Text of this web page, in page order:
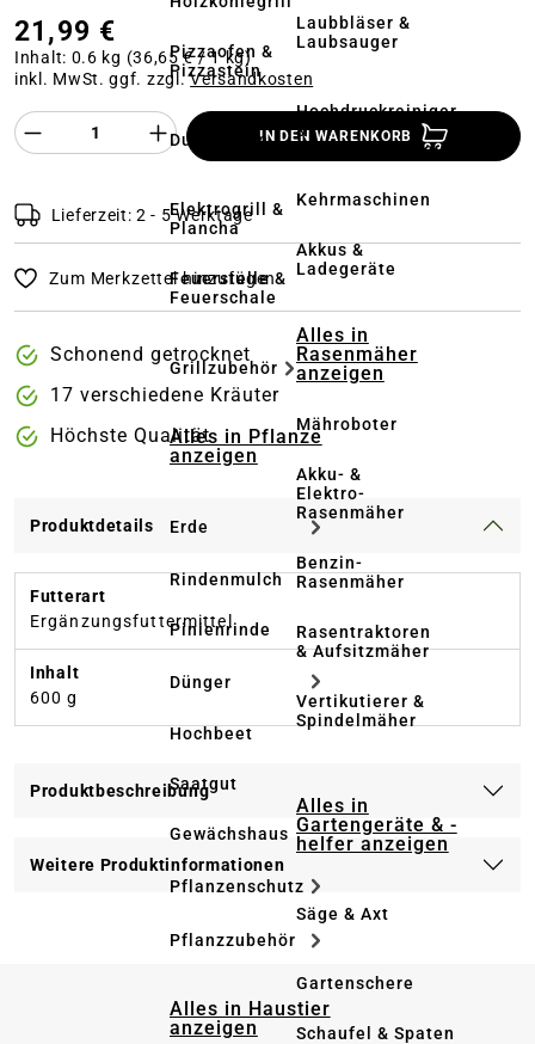
Pizzaofen &
Pizzastein
Dutch Oven
Elektrogrill &
Plancha
Feuerstelle &
Feuerschale
Grillzubehör
Alles in Pflanze
anzeigen
Erde
Rindenmulch
Pinienrinde
Dünger
Hochbeet
Saatgut
Gewächshaus
Pflanzenschutz
Pflanzzubehör
Alles in Haustier
anzeigen
Laubbläser &
Laubsauger
Hochdruckreiniger
&
Terrassenreinigung
Kehrmaschinen
Akkus &
Ladegeräte
Alles in
Rasenmäher
anzeigen
Mähroboter
Akku- &
Elektro-
Rasenmäher
Benzin-
Rasenmäher
Rasentraktoren
& Aufsitzmäher
Vertikutierer &
Spindelmäher
Alles in
Gartengeräte & -
helfer anzeigen
Säge & Axt
Gartenschere
Schaufel & Spaten
21,99 €
Inhalt: 0.6 kg (36,65 € / 1 kg)
inkl. MwSt. ggf. zzgl.Versandkosten
Produkt Anzahl des Produktes
IN DEN WARENKORB
Lieferzeit: 2 - 5 Werktage
Zum Merkzettel hinzufügen
Schonend getrocknet
17 verschiedene Kräuter
Höchste Qualität
Produktdetails
Futterart
Ergänzungsfuttermittel
Inhalt
600 g
Produktbeschreibung
Weitere Produktinformationen